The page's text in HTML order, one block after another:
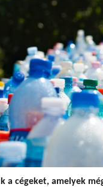
a cégeket, amelyek